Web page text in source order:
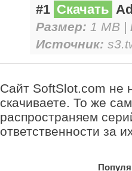
#1 Скачать
Размер: 1 MB |
Источник:
Сайт SoftSlot.com не
скачиваете. То же
распространяем
ответственности за